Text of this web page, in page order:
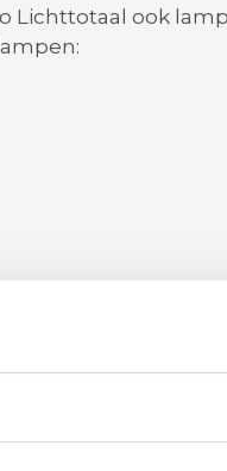
ook
ontbreken. Om
lampenvoeten
type interieur.
stijl is de